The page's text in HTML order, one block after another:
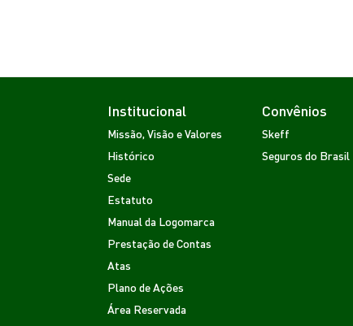
Institucional
Missão, Visão e Valores
Histórico
Sede
Estatuto
Manual da Logomarca
Prestação de Contas
Atas
Plano de Ações
Área Reservada
Convênios
Skeff
Seguros do Brasil